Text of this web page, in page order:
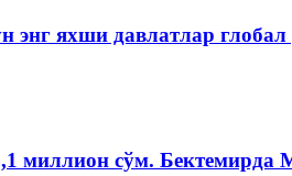
энг яхши давлатлар
миллион сўм.